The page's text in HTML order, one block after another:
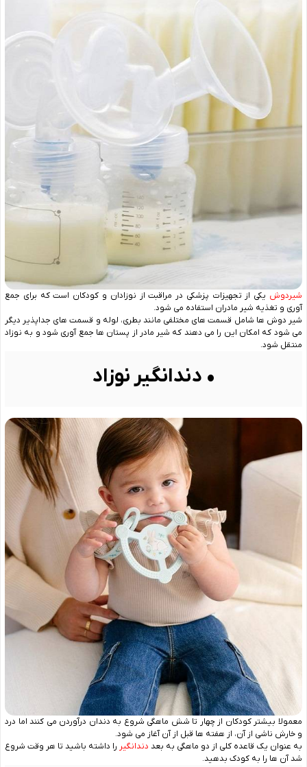
شیردوش یکی از تجهیزات پزشکی در مراقبت از نوزادان و کودکان است که برای جمع
‌آوری و تغذیه شیر مادران استفاده می ‌شود.
شیر دوش ها شامل قسمت ‌های مختلفی مانند بطری، لوله‌ و قسمت‌ های جداپذیر دیگر
می شود که امکان این را می دهند که شیر مادر از پستان‌ ها جمع ‌آوری شود و به نوزاد
منتقل شود.
• دندانگیر نوزاد
معمولا بیشتر کودکان از چهار تا شش ماهگی شروع به دندان درآوردن می ‌کنند اما درد
و خارش ناشی از آن، از هفته ‌ها قبل از آن آغاز می ‌شود.
به ‌عنوان یک قاعده کلی از دو ماهگی به بعد دندانگیر را داشته باشید تا هر وقت شروع
شد آن ها را به کودک بدهید.